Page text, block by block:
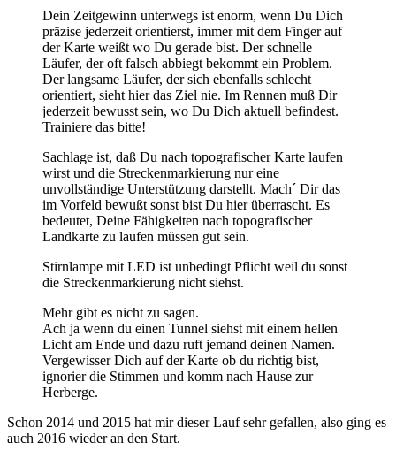
Dein Zeitgewinn unterwegs ist enorm, wenn Du Dich
präzise jederzeit orientierst, immer mit dem Finger auf
der Karte weißt wo Du gerade bist. Der schnelle
Läufer, der oft falsch abbiegt bekommt ein Problem.
Der langsame Läufer, der sich ebenfalls schlecht
orientiert, sieht hier das Ziel nie. Im Rennen muß Dir
jederzeit bewusst sein, wo Du Dich aktuell befindest.
Trainiere das bitte!
Sachlage ist, daß Du nach topografischer Karte laufen
wirst und die Streckenmarkierung nur eine
unvollständige Unterstützung darstellt. Mach´ Dir das
im Vorfeld bewußt sonst bist Du hier überrascht. Es
bedeutet, Deine Fähigkeiten nach topografischer
Landkarte zu laufen müssen gut sein.
Stirnlampe mit LED ist unbedingt Pflicht weil du sonst
die Streckenmarkierung nicht siehst.
Mehr gibt es nicht zu sagen.
Ach ja wenn du einen Tunnel siehst mit einem hellen
Licht am Ende und dazu ruft jemand deinen Namen.
Vergewisser Dich auf der Karte ob du richtig bist,
ignorier die Stimmen und komm nach Hause zur
Herberge.
Schon 2014 und 2015 hat mir dieser Lauf sehr gefallen, also ging es
auch 2016 wieder an den Start.